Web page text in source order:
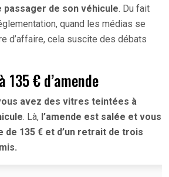
de son véhicule. Du fait
quand les médias se
d’affaire, cela suscite des débats
€ d’amende
avez des vitres teintées à
. Là, l’amende est salée et vous
de 135 € et d’un retrait de trois